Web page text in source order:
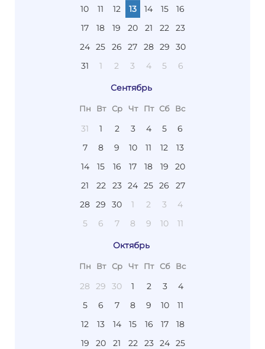
10
11 12 13 14 15
16
17
18 19 20 21 22
23
24 25 26 27 28 29
30
31
1 2 3 4 5 6
Сентябрь
Пн Вт Ср Чт Пт Сб Вс
31 1 2 3 4 5
6
7
8 9 10 11 12
13
14
15 16 17 18 19
20
21
22 23 24 25 26
27
28 29 30 1 2 3
4
5
6 7 8 9 10 11
Октябрь
Пн Вт Ср Чт Пт Сб Вс
28 29 30 1 2 3
4
5
6 7 8 9 10
11
12
13 14 15 16 17
18
19
20 21 22 23 24 25